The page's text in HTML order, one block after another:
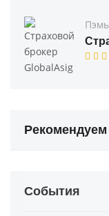
Рекомендуем
События